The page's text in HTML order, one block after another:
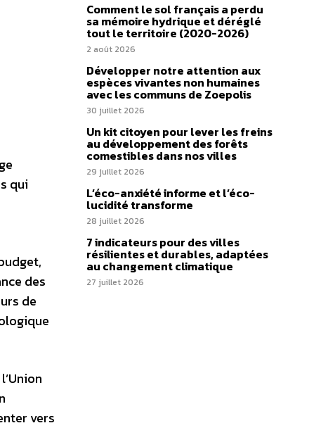
qui
des
de
vers
Comment le sol français a perdu
sa mémoire hydrique et déréglé
tout le territoire (2020-2026)
2 août 2026
Développer notre attention aux
espèces vivantes non humaines
avec les communs de Zoepolis
30 juillet 2026
Un kit citoyen pour lever les freins
au développement des forêts
comestibles dans nos villes
29 juillet 2026
L’éco-anxiété informe et l’éco-
lucidité transforme
28 juillet 2026
7 indicateurs pour des villes
résilientes et durables, adaptées
au changement climatique
27 juillet 2026